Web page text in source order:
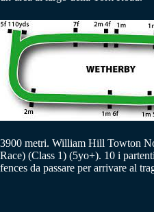
3900 metri. William Hill Towton
Race) (Class 1) (5yo+). 10 i
fences da passare per arrivare al